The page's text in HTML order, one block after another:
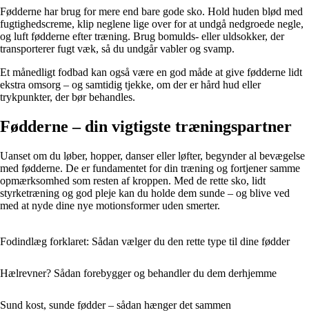
Fødderne har brug for mere end bare gode sko. Hold huden blød med
fugtighedscreme, klip neglene lige over for at undgå nedgroede negle,
og luft fødderne efter træning. Brug bomulds- eller uldsokker, der
transporterer fugt væk, så du undgår vabler og svamp.
Et månedligt fodbad kan også være en god måde at give fødderne lidt
ekstra omsorg – og samtidig tjekke, om der er hård hud eller
trykpunkter, der bør behandles.
Fødderne – din vigtigste træningspartner
Uanset om du løber, hopper, danser eller løfter, begynder al bevægelse
med fødderne. De er fundamentet for din træning og fortjener samme
opmærksomhed som resten af kroppen. Med de rette sko, lidt
styrketræning og god pleje kan du holde dem sunde – og blive ved
med at nyde dine nye motionsformer uden smerter.
Fodindlæg forklaret: Sådan vælger du den rette type til dine fødder
Hælrevner? Sådan forebygger og behandler du dem derhjemme
Sund kost, sunde fødder – sådan hænger det sammen